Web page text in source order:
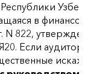
в
822,
аудитор